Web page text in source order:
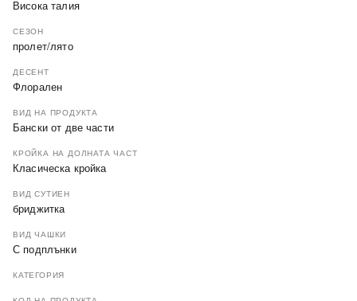
Висока талия
СЕЗОН
пролет/лято
ДЕСЕНТ
Флорален
ВИД НА ПРОДУКТА
Бански от две части
КРОЙКА НА ДОЛНАТА ЧАСТ
Класическа кройка
ВИД СУТИЕН
бриджитка
ВИД ЧАШКИ
С подплънки
КАТЕГОРИЯ